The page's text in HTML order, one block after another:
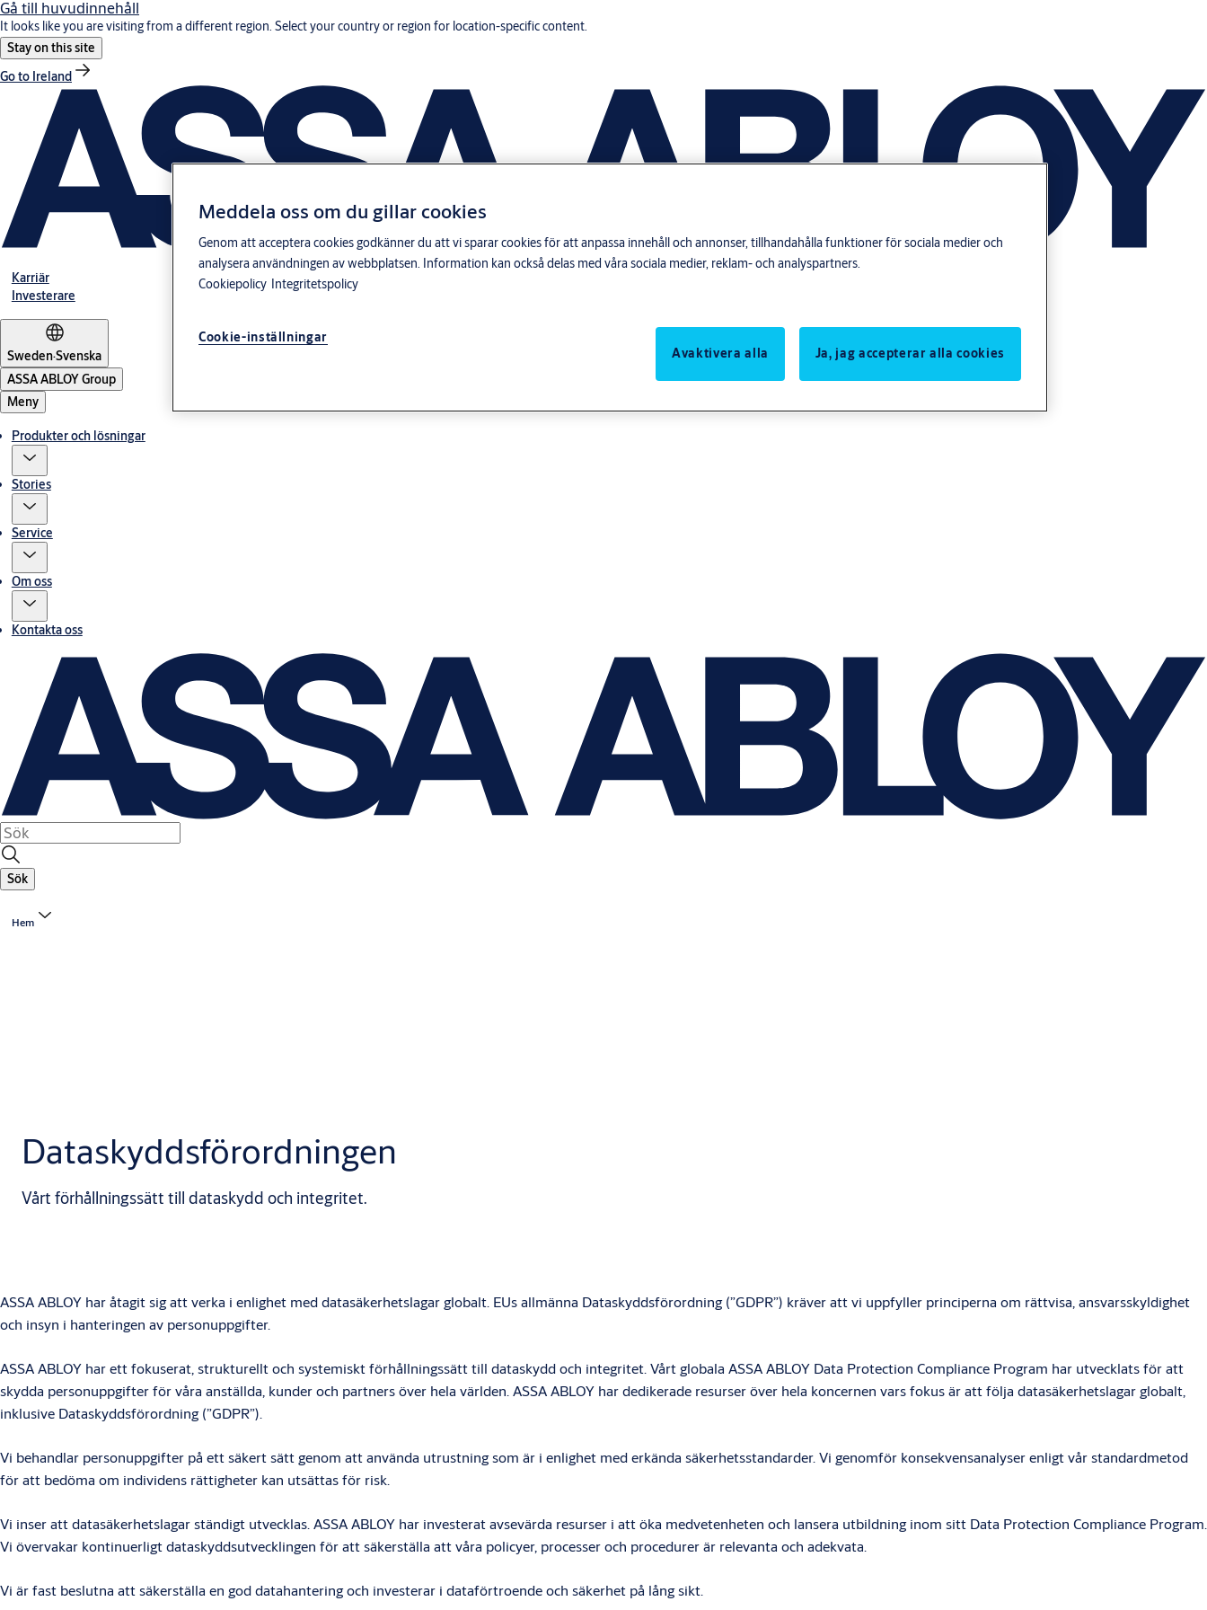
Gå till huvudinnehåll
It looks like you are visiting from a different region. Select your country or region for location-specific content.
Stay on this site
Go to Ireland
Karriär
Investerare
Sweden·Svenska
ASSA ABLOY Group
Meny
Produkter och lösningar
Stories
Service
Om oss
Kontakta oss
Sök
Hem
Dataskyddsförordningen
Vårt förhållningssätt till dataskydd och integritet.
ASSA ABLOY har åtagit sig att verka i enlighet med datasäkerhetslagar globalt. EUs allmänna Dataskyddsförordning (”GDPR”) kräver att vi uppfyller principerna om rättvisa, ansvarsskyldighet
och insyn i hanteringen av personuppgifter.
ASSA ABLOY har ett fokuserat, strukturellt och systemiskt förhållningssätt till dataskydd och integritet. Vårt globala ASSA ABLOY Data Protection Compliance Program har utvecklats för att
skydda personuppgifter för våra anställda, kunder och partners över hela världen. ASSA ABLOY har dedikerade resurser över hela koncernen vars fokus är att följa datasäkerhetslagar globalt,
inklusive Dataskyddsförordning (”GDPR”).
Vi behandlar personuppgifter på ett säkert sätt genom att använda utrustning som är i enlighet med erkända säkerhetsstandarder. Vi genomför konsekvensanalyser enligt vår standardmetod
för att bedöma om individens rättigheter kan utsättas för risk.
Vi inser att datasäkerhetslagar ständigt utvecklas. ASSA ABLOY har investerat avsevärda resurser i att öka medvetenheten och lansera utbildning inom sitt Data Protection Compliance Program.
Vi övervakar kontinuerligt dataskyddsutvecklingen för att säkerställa att våra policyer, processer och procedurer är relevanta och adekvata.
Vi är fast beslutna att säkerställa en god datahantering och investerar i dataförtroende och säkerhet på lång sikt.
Meddela oss om du gillar cookies
Genom att acceptera cookies godkänner du att vi sparar cookies för att anpassa innehåll och annonser, tillhandahålla funktioner för sociala medier och
analysera användningen av webbplatsen. Information kan också delas med våra sociala medier, reklam- och analyspartners.
Cookiepolicy Integritetspolicy
Cookie-inställningar
Avaktivera alla
Ja, jag accepterar alla cookies